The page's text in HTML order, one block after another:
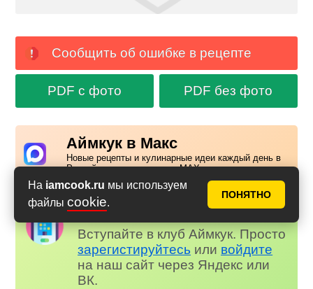
На iamcook.ru мы используем
файлы cookie.
ПОНЯТНО
Сообщить об ошибке в рецепте
PDF с фото PDF без фото
Аймкук в Макс
Новые рецепты и кулинарные идеи каждый день в
Российском мессенджере MAX
Надоела реклама?
Вступайте в клуб Аймкук. Просто
зарегистируйтесь или войдите
на наш сайт через Яндекс или
ВК.